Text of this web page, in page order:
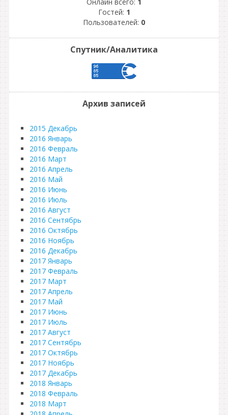
Гостей: 1
Пользователей: 0
Спутник/Аналитика
Архив записей
2015 Декабрь
2016 Январь
2016 Февраль
2016 Март
2016 Апрель
2016 Май
2016 Июнь
2016 Июль
2016 Август
2016 Сентябрь
2016 Октябрь
2016 Ноябрь
2016 Декабрь
2017 Январь
2017 Февраль
2017 Март
2017 Апрель
2017 Май
2017 Июнь
2017 Июль
2017 Август
2017 Сентябрь
2017 Октябрь
2017 Ноябрь
2017 Декабрь
2018 Январь
2018 Февраль
2018 Март